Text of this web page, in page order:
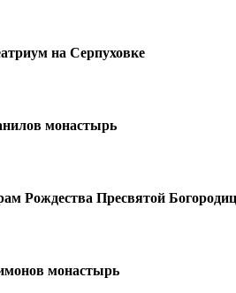
на Серпуховке
монастырь
Рождества Пресвятой
монастырь